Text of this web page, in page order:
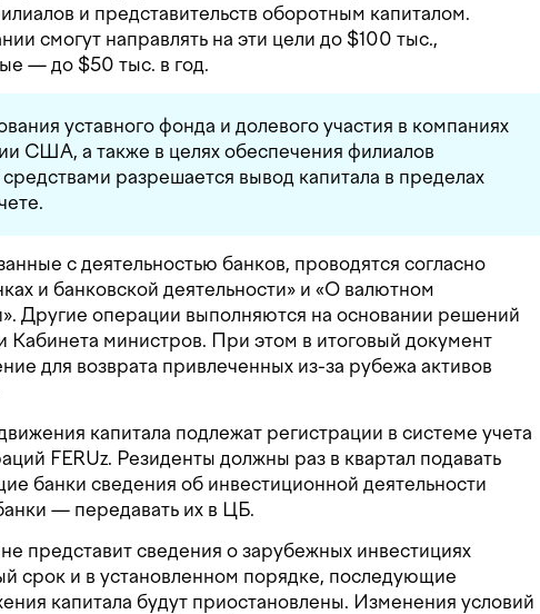
и представительств оборотным капиталом.
смогут направлять на эти цели до $100 тыс.,
— до $50 тыс. в год.
уставного фонда и долевого участия в компаниях
США, а также в целях обеспечения филиалов
разрешается вывод капитала в пределах
с деятельностью банков, проводятся согласно
и банковской деятельности» и «О валютном
Другие операции выполняются на основании решений
Кабинета министров. При этом в итоговый документ
для возврата привлеченных из-за рубежа активов
капитала подлежат регистрации в системе учета
FERUz. Резиденты должны раз в квартал подавать
банки сведения об инвестиционной деятельности
— передавать их в ЦБ.
представит сведения о зарубежных инвестициях
срок и в установленном порядке, последующие
капитала будут приостановлены. Изменения условий